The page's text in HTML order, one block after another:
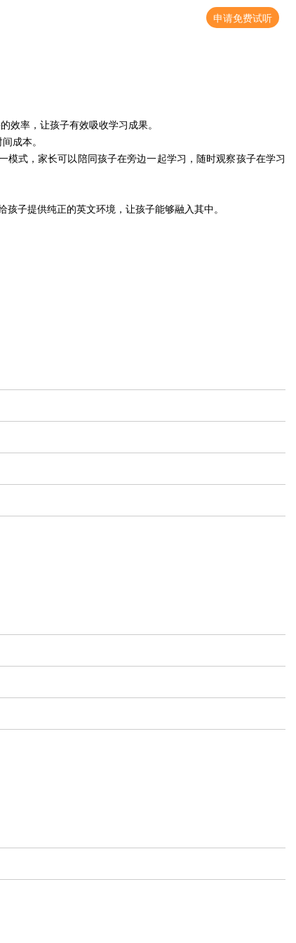
申请免费试听
效率，让孩子有效吸收学习成果。
成本。
式，家长可以陪同孩子在旁边一起学习，随时观察孩子在学习
子提供纯正的英文环境，让孩子能够融入其中。